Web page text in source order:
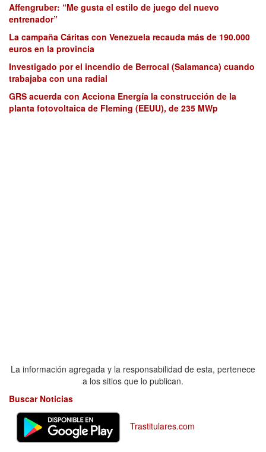
Affengruber: “Me gusta el estilo de juego del nuevo
entrenador”
La campaña Cáritas con Venezuela recauda más de 190.000
euros en la provincia
Investigado por el incendio de Berrocal (Salamanca) cuando
trabajaba con una radial
GRS acuerda con Acciona Energía la construcción de la
planta fotovoltaica de Fleming (EEUU), de 235 MWp
La información agregada y la responsabilidad de esta, pertenece
a los sitios que lo publican.
Buscar Noticias
Trastitulares.com